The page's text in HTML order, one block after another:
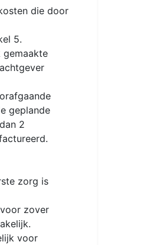
die door
5.
gemaakte
geplande
2
zorg is
zover
voor